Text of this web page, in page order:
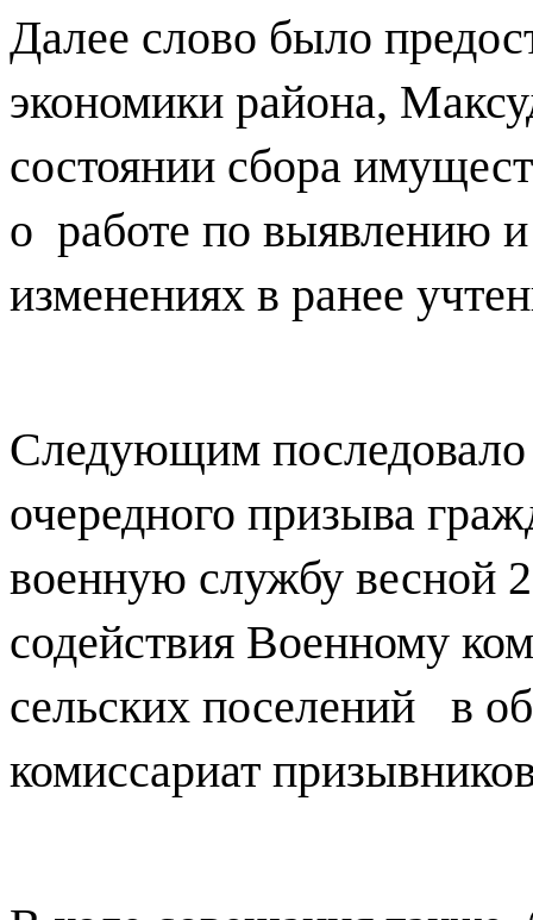
Далее слово было
экономики района,
состоянии сбора
о работе по выявлению
изменениях в ранее
Следующим
очередного призыва
военную службу весной
содействия Военному
сельских поселений
в
комиссариат